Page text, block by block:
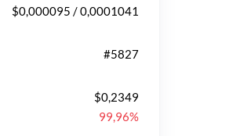
$0,000095 / 0,0001041
#5827
$0,2349
99,96%